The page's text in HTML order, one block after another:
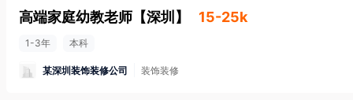
高端家庭幼教老师 【深圳 】 15-25k
1-3年 本科
某深圳装饰装修公司 装饰装修